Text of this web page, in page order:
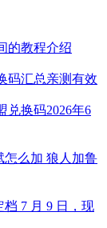
的教程介绍
码汇总亲测有效
兑换码2026年6
怎么加 狼人加鲁
7 月 9 日，现